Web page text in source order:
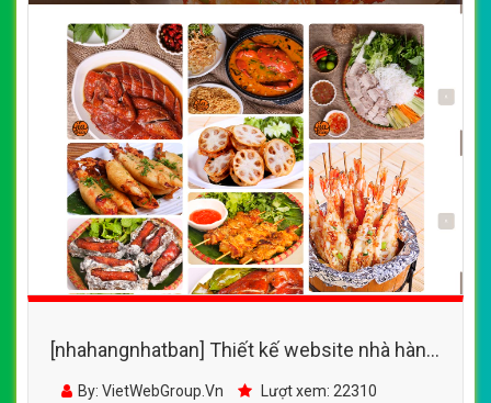
[nhahangnhatban] Thiết kế website nhà hàng
gia viên đẹp, chuyên nghiệp chuẩn SEO
By: VietWebGroup.Vn Lượt xem: 22310